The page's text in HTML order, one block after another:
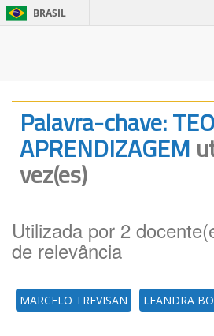
BRASIL
Palavra-chave:
APRENDIZAGEM
vez(es)
Utilizada por 2
de relevância
MARCELO TREVISAN LEANDRA